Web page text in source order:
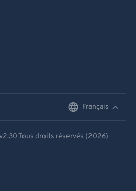
Français
Tous droits réservés (2026)